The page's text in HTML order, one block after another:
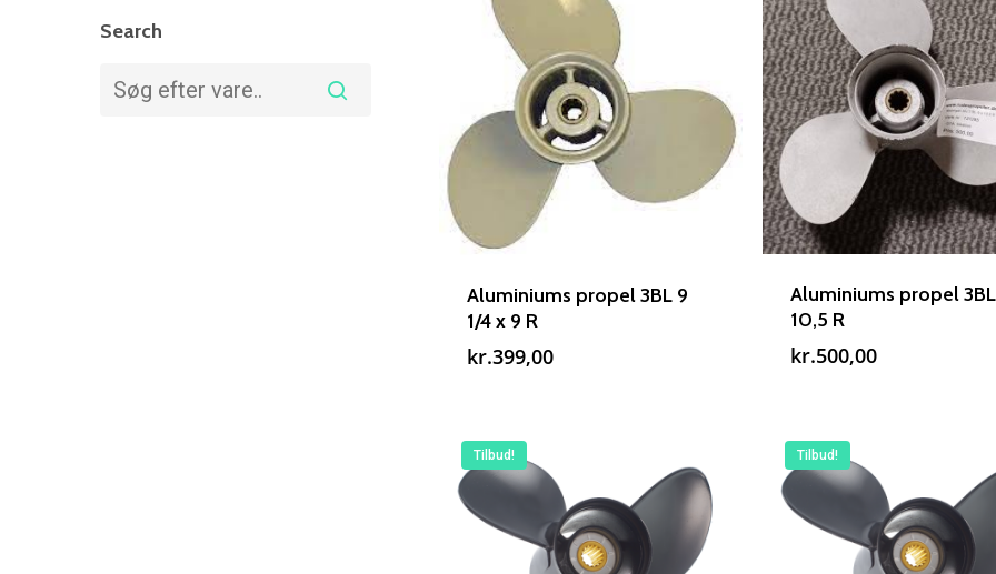
Search
Aluminiums propel 3BL 9
1/4 x 9 R
kr.399,00
Aluminiums propel
10,5 R
kr.500,00
Tilbud! Tilbud!